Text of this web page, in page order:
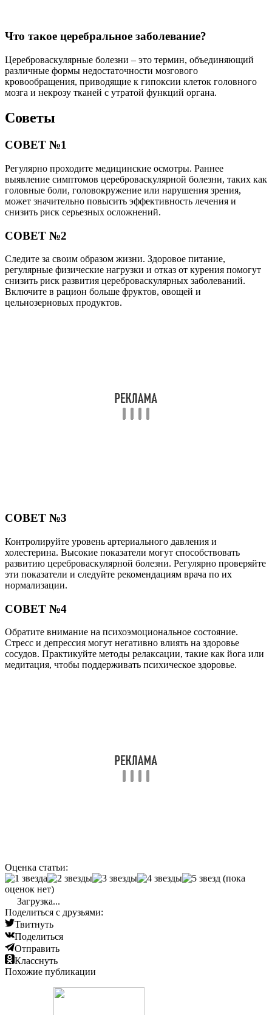
Что такое церебральное заболевание?
Цереброваскулярные болезни – это термин, объединяющий
различные формы недостаточности мозгового
кровообращения, приводящие к гипоксии клеток головного
мозга и некрозу тканей с утратой функций органа.
Советы
СОВЕТ №1
Регулярно проходите медицинские осмотры. Раннее
выявление симптомов цереброваскулярной болезни, таких как
головные боли, головокружение или нарушения зрения,
может значительно повысить эффективность лечения и
снизить риск серьезных осложнений.
СОВЕТ №2
Следите за своим образом жизни. Здоровое питание,
регулярные физические нагрузки и отказ от курения помогут
снизить риск развития цереброваскулярных заболеваний.
Включите в рацион больше фруктов, овощей и
цельнозерновых продуктов.
СОВЕТ №3
Контролируйте уровень артериального давления и
холестерина. Высокие показатели могут способствовать
развитию цереброваскулярной болезни. Регулярно проверяйте
эти показатели и следуйте рекомендациям врача по их
нормализации.
СОВЕТ №4
Обратите внимание на психоэмоциональное состояние.
Стресс и депрессия могут негативно влиять на здоровье
сосудов. Практикуйте методы релаксации, такие как йога или
медитация, чтобы поддерживать психическое здоровье.
Оценка статьи:
(пока
оценок нет)
Загрузка...
Поделиться с друзьями:
Твитнуть
Поделиться
Отправить
Класснуть
Похожие публикации